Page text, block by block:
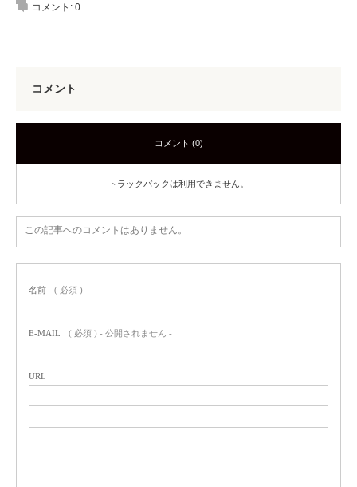
コメント: 0
コメント
コメント (0)
トラックバックは利用できません。
この記事へのコメントはありません。
名前 ( 必須 )
E-MAIL ( 必須 ) - 公開されません -
URL